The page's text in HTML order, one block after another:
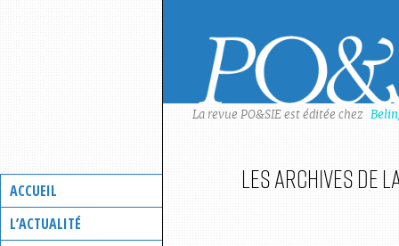
ACCUEIL
L’ACTUALITÉ
La revue PO&SIE est éditée chez
Les archives de